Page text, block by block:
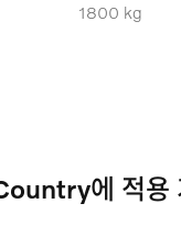
1800 kg
에 적용